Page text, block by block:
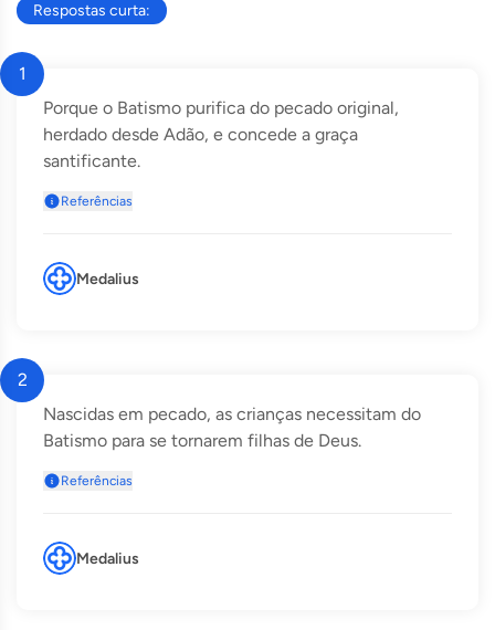
Respostas curta:
1
Porque o Batismo purifica do pecado original,
herdado desde Adão, e concede a graça
santificante.
Referências
Medalius
2
Nascidas em pecado, as crianças necessitam do
Batismo para se tornarem filhas de Deus.
Referências
Medalius